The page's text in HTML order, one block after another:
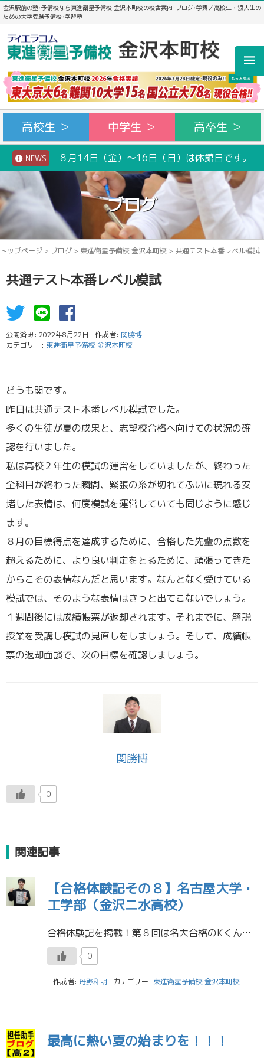
金沢駅前の塾･予備校なら東進衛星予備校 金沢本町校の校舎案内･ブログ･学費／高校生・浪人生の
ための大学受験予備校･学習塾
高校生 ＞ 中学生 ＞ 高卒生 ＞
NEWS ８月14日（金）～16日（日）は休館日です。
ブログ
トップページ > ブログ > 東進衛星予備校 金沢本町校 > 共通テスト本番レベル模試
共通テスト本番レベル模試
公開済み: 2022年8月22日 作成者: 関勝博
カテゴリー: 東進衛星予備校 金沢本町校
どうも関です。
昨日は共通テスト本番レベル模試でした。
多くの生徒が夏の成果と、志望校合格へ向けての状況の確
認を行いました。
私は高校２年生の模試の運営をしていましたが、終わった
全科目が終わった瞬間、緊張の糸が切れてふいに現れる安
堵した表情は、何度模試を運営していても同じように感じ
ます。
８月の目標得点を達成するために、合格した先輩の点数を
超えるために、より良い判定をとるために、頑張ってきた
からこその表情なんだと思います。なんとなく受けている
模試では、そのような表情はきっと出てこないでしょう。
１週間後には成績帳票が返却されます。それまでに、解説
授業を受講し模試の見直しをしましょう。そして、成績帳
票の返却面談で、次の目標を確認しましょう。
関勝博
0
関連記事
【合格体験記その８】名古屋大学・
工学部（金沢二水高校）
合格体験記を掲載！第８回は名大合格のKくん（金沢二水高校）です。 名古屋大学 工学部 機械航空宇宙工学科 Kくん 金沢二水高校 東進のお薦めの講座・講師の先生および受講後の具体的な効果 東進の講座はどの講座もわかりやすい […]
0
作成者: 丹野和明 カテゴリー: 東進衛星予備校 金沢本町校
最高に熱い夏の始まりを！！！